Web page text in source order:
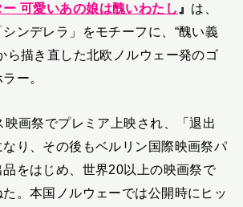
可愛いあの娘は醜いわたし 』 は、
ンデレラ」をモチーフに、“醜い義
ら描き直した北欧ノルウェー発のゴ
ー。
画祭でプレミア上映され、「退出
り、その後もベルリン国際映画祭パ
品をはじめ、世界20以上の映画祭で
た。本国ノルウェーでは公開時にヒッ